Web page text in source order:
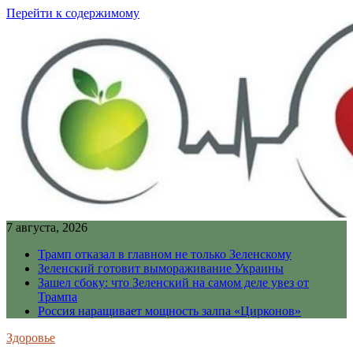
Перейти к содержимому
7 августа, 2026
Трамп отказал в главном не только Зеленскому
Зеленский готовит вымораживание Украины
Зашел сбоку: что Зеленский на самом деле увез от
Трампа
Россия наращивает мощность залпа «Цирконов»
Здоровье